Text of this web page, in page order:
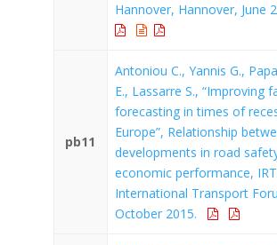
Hannover, Hannover, June
pb11
Antoniou C., Yannis G.,
E., Lassarre S., “Improving
forecasting in times of
Europe”, Relationship
developments in road
economic performance,
International Transport
October 2015.